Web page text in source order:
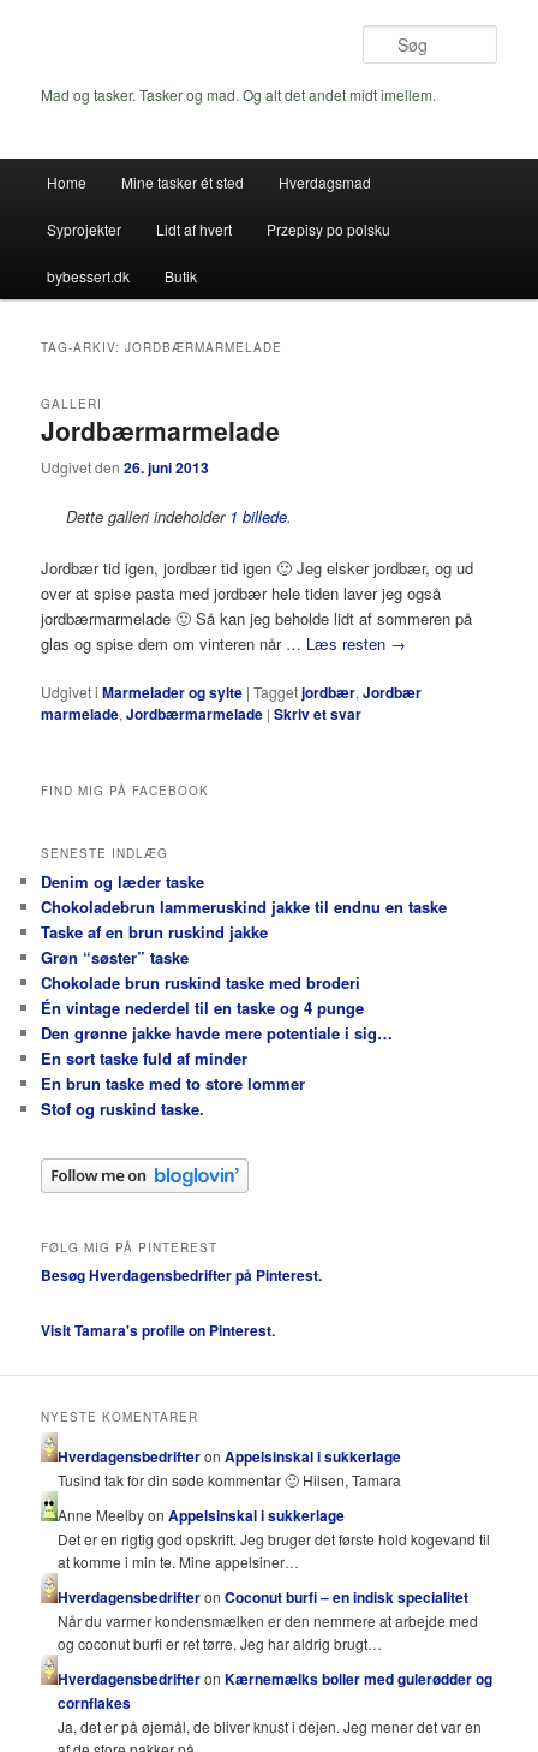
indhold
indholdMad og tasker. Tasker og mad. Og alt det andet midt imellem.
Home Mine tasker ét sted Hverdagsmad
Syprojekter Lidt af hvert Przepisy po polsku
bybessert.dk Butik
TAG-ARKIV:JORDBÆRMARMELADE
Jordbærmarmelade
GALLERI
Udgivet den26. juni 2013
Dette galleri indeholder 1 billede.
Jordbær tid igen, jordbær tid igen 🙂 Jeg elsker jordbær, og ud
over at spise pasta med jordbær hele tiden laver jeg også
jordbærmarmelade 🙂 Så kan jeg beholde lidt af sommeren på
glas og spise dem om vinteren når … Læs resten →
Udgivet i Marmelader og sylte |Taggetjordbær,Jordbær
marmelade,Jordbærmarmelade |Skriv et svar
FIND MIG PÅ FACEBOOK
SENESTE INDLÆG
Denim og læder taske
Chokoladebrun lammeruskind jakke til endnu en taske
Taske af en brun ruskind jakke
Grøn “søster” taske
Chokolade brun ruskind taske med broderi
Én vintage nederdel til en taske og 4 punge
Den grønne jakke havde mere potentiale i sig…
En sort taske fuld af minder
En brun taske med to store lommer
Stof og ruskind taske.
FØLG MIG PÅ PINTEREST
Besøg Hverdagensbedrifter på Pinterest.
Visit Tamara's profile on Pinterest.
NYESTE KOMENTARER
HverdagensbedrifteronAppelsinskal i sukkerlage
Tusind tak for din søde kommentar 🙂 Hilsen, Tamara
Anne Meelby onAppelsinskal i sukkerlage
Det er en rigtig god opskrift. Jeg bruger det første hold kogevand til
at komme i min te. Mine appelsiner…
HverdagensbedrifteronCoconut burfi – en indisk specialitet
Når du varmer kondensmælken er den nemmere at arbejde med
og coconut burfi er ret tørre. Jeg har aldrig brugt…
HverdagensbedrifteronKærnemælks boller med gulerødder og
cornflakes
Ja, det er på øjemål, de bliver knust i dejen. Jeg mener det var en